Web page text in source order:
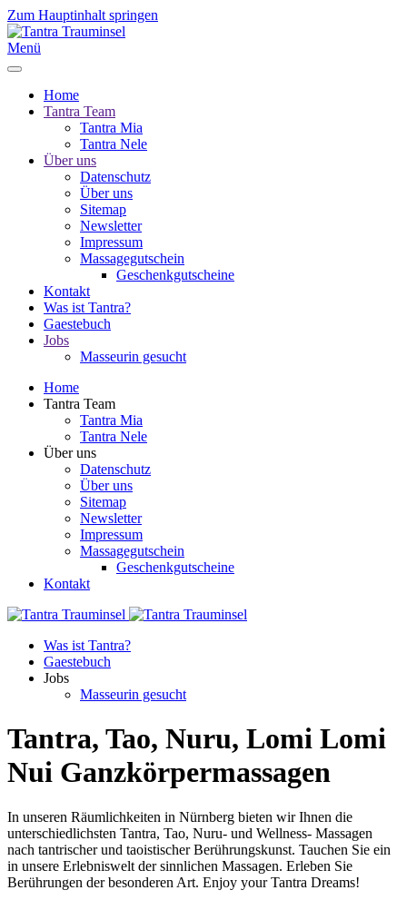
Zum Hauptinhalt springen
Menü
Home
Tantra Team
Tantra Mia
Tantra Nele
Über uns
Datenschutz
Über uns
Sitemap
Newsletter
Impressum
Massagegutschein
Geschenkgutscheine
Kontakt
Was ist Tantra?
Gaestebuch
Jobs
Masseurin gesucht
Home
Tantra Team
Tantra Mia
Tantra Nele
Über uns
Datenschutz
Über uns
Sitemap
Newsletter
Impressum
Massagegutschein
Geschenkgutscheine
Kontakt
Was ist Tantra?
Gaestebuch
Jobs
Masseurin gesucht
Tantra, Tao, Nuru, Lomi Lomi
Nui Ganzkörpermassagen
In unseren Räumlichkeiten in Nürnberg bieten wir Ihnen die
unterschiedlichsten Tantra, Tao, Nuru- und Wellness- Massagen
nach tantrischer und taoistischer Berührungskunst. Tauchen Sie ein
in unsere Erlebniswelt der sinnlichen Massagen. Erleben Sie
Berührungen der besonderen Art. Enjoy your Tantra Dreams!